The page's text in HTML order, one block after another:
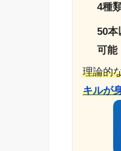
4種
50本
可能
理論的
キルが